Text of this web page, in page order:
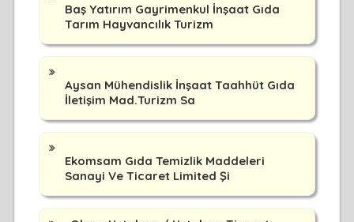
Baş Yatırım Gayrimenkul İnşaat Gıda
Tarım Hayvancılık Turizm
Aysan Mühendislik İnşaat Taahhüt Gıda
İletişim Mad.Turizm Sa
Ekomsam Gıda Temizlik Maddeleri
Sanayi Ve Ticaret Limited Şi